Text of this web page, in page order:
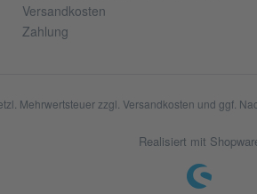
Versandkosten
Zahlung
Mehrwertsteuer zzgl. Versandkosten und ggf.
Realisiert mit